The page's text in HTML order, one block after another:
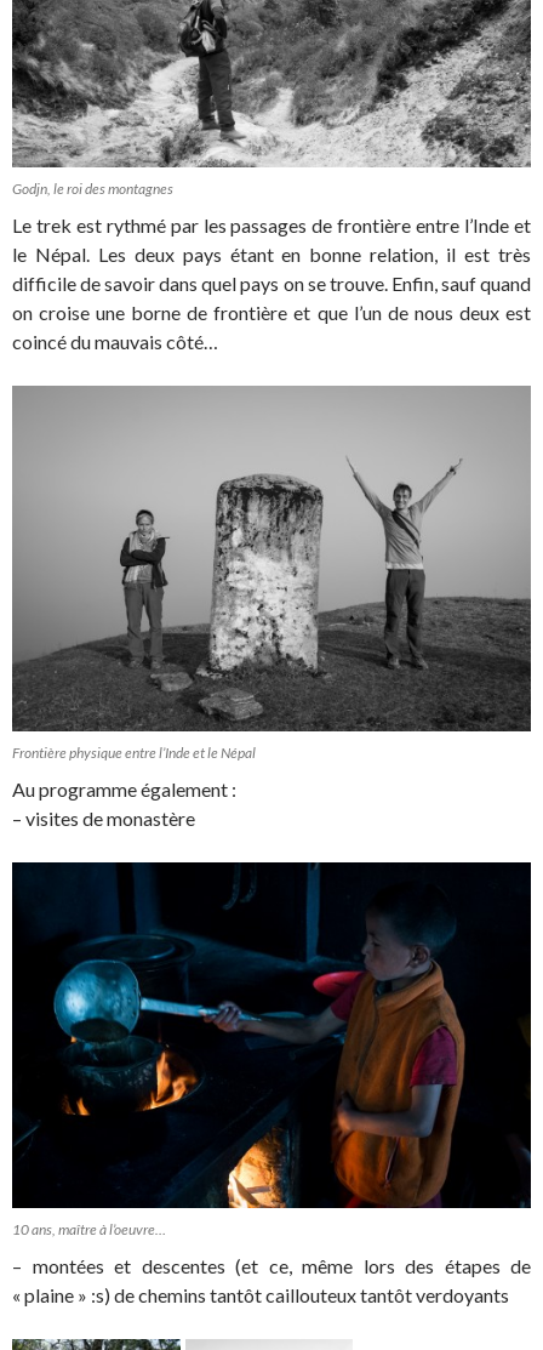
Godjn, le roi des montagnes
Le trek est rythmé par les passages de frontière entre l’Inde et
le Népal. Les deux pays étant en bonne relation, il est très
difficile de savoir dans quel pays on se trouve. Enfin, sauf quand
on croise une borne de frontière et que l’un de nous deux est
coincé du mauvais côté…
Frontière physique entre l’Inde et le Népal
Au programme également :
– visites de monastère
10 ans, maître à l’oeuvre…
– montées et descentes (et ce, même lors des étapes de
« plaine » :s) de chemins tantôt caillouteux tantôt verdoyants